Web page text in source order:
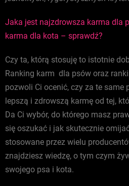
Jaka jest najzdrowsza karma dla
karma dla kota – sprawdź?
Czy ta, którą stosuję to istotnie
Ranking karm dla psów oraz
pozwoli Ci ocenić, czy za te same
lepszą i zdrowszą karmę od tej,
Da Ci wybór, do którego masz
się oszukać i jak skutecznie
stosowane przez wielu
znajdziesz wiedzę, o tym czym
swojego psa i kota.